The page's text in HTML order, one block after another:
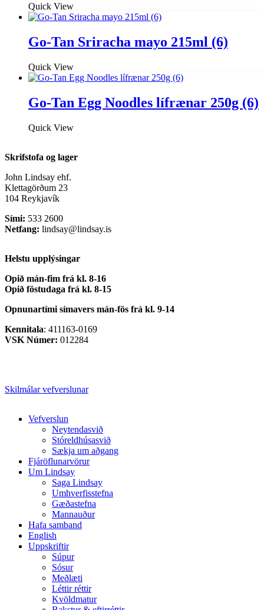
Quick View
Go-Tan Sriracha mayo 215ml (6)
Quick View
Go-Tan Egg Noodles lífrænar 250g (6)
Quick View
Skrifstofa og lager
John Lindsay ehf.
Klettagörðum 23
104 Reykjavík
Sími: 533 2600
Netfang: lindsay@lindsay.is
Helstu upplýsingar
Opið mán-fim frá kl. 8-16
Opið föstudaga frá kl. 8-15
Opnunartími símavers mán-fös frá kl. 9-14
Kennitala: 411163-0169
VSK Númer: 012284
Skilmálar vefverslunar
Close
Vefverslun
Neytendasvið
Stóreldhúsasvið
Sækja um aðgang
Fjáröflunarvörur
Um Lindsay
Saga Lindsay
Umhverfisstefna
Gæðastefna
Mannauður
Hafa samband
English
Uppskriftir
Súpur
Sósur
Meðlæti
Léttir réttir
Kvöldmatur